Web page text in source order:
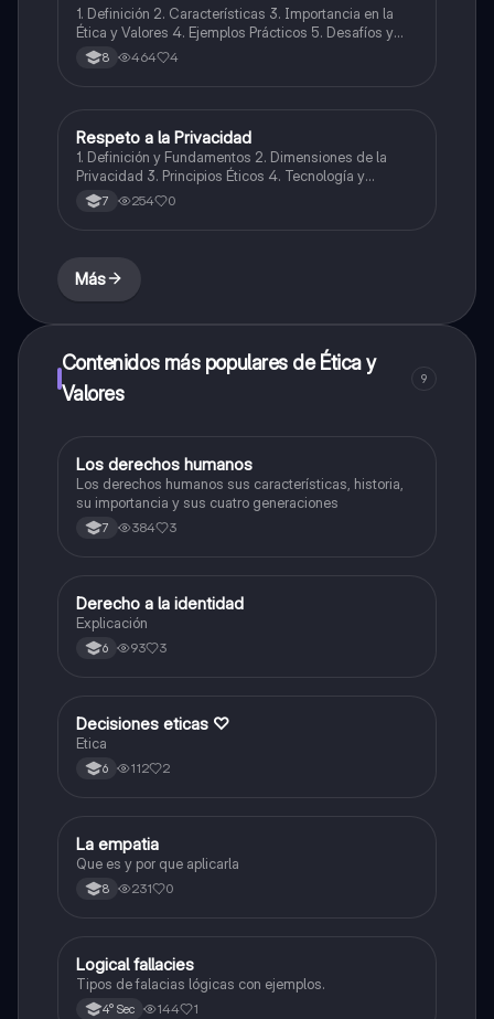
1. Definición 2. Características 3. Importancia en la
Ética y Valores 4. Ejemplos Prácticos 5. Desafíos y
Conflictos 6. Ética del Bien Común 7. Perspectivas
Futuras
8 464 4
Ética y Valores
Respeto a la Privacidad
1. Definición y Fundamentos 2. Dimensiones de la
Privacidad 3. Principios Éticos 4. Tecnología y
Privacidad 5. Privacidad en el Contexto Social 6.
Dilemas Éticos 7. Educación y Conciencia
7 254 0
Más
Contenidos más populares de Ética y
Valores
9
Ética y Valores
Los derechos humanos
Los derechos humanos sus características, historia,
su importancia y sus cuatro generaciones
7 384 3
Sociales/Historia
Derecho a la identidad
Explicación
6 93 3
Ética y Valores
Decisiones eticas ♡
Etica
6 112 2
Ética y Valores
La empatia
Que es y por que aplicarla
8 231 0
Sociales/Historia
Logical fallacies
Tipos de falacias lógicas con ejemplos.
4° Sec 144 1